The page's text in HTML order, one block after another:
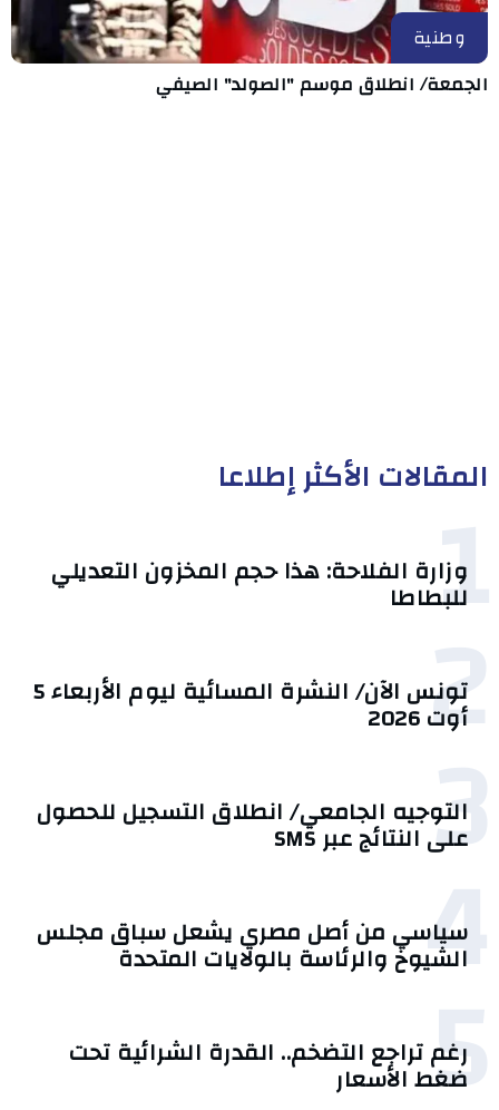
وطنية
الجمعة/ انطلاق موسم "الصولد" الصيفي
المقالات الأكثر إطلاعا
1
وزارة الفلاحة: هذا حجم المخزون التعديلي
للبطاطا
2 تونس الآن/ النشرة المسائية ليوم الأربعاء 5
أوت 2026
3
التوجيه الجامعي/ انطلاق التسجيل للحصول
على النتائج عبر SMS
4
سياسي من أصل مصري يشعل سباق مجلس
الشيوخ والرئاسة بالولايات المتحدة
5
رغم تراجع التضخم.. القدرة الشرائية تحت
ضغط الأسعار